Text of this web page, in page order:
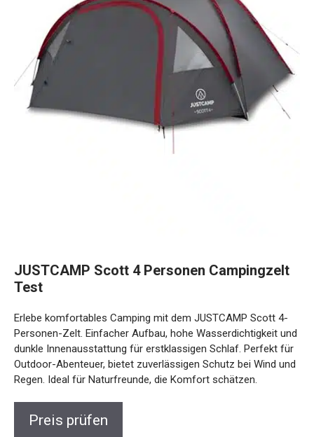
JUSTCAMP Scott 4 Personen Campingzelt
Test
Erlebe komfortables Camping mit dem JUSTCAMP Scott 4-
Personen-Zelt. Einfacher Aufbau, hohe Wasserdichtigkeit und
dunkle Innenausstattung für erstklassigen Schlaf. Perfekt für
Outdoor-Abenteuer, bietet zuverlässigen Schutz bei Wind und
Regen. Ideal für Naturfreunde, die Komfort schätzen.
Preis prüfen